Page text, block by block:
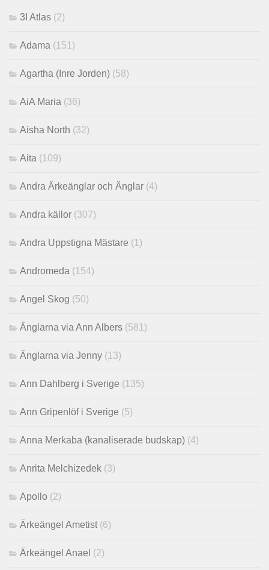
3I Atlas (2)
Adama (151)
Agartha (Inre Jorden) (58)
AiA Maria (36)
Aisha North (32)
Aita (109)
Andra Ärkeänglar och Änglar (4)
Andra källor (307)
Andra Uppstigna Mästare (1)
Andromeda (154)
Angel Skog (50)
Änglarna via Ann Albers (581)
Änglarna via Jenny (13)
Ann Dahlberg i Sverige (135)
Ann Gripenlöf i Sverige (5)
Anna Merkaba (kanaliserade budskap) (4)
Anrita Melchizedek (3)
Apollo (2)
Ärkeängel Ametist (6)
Ärkeängel Anael (2)